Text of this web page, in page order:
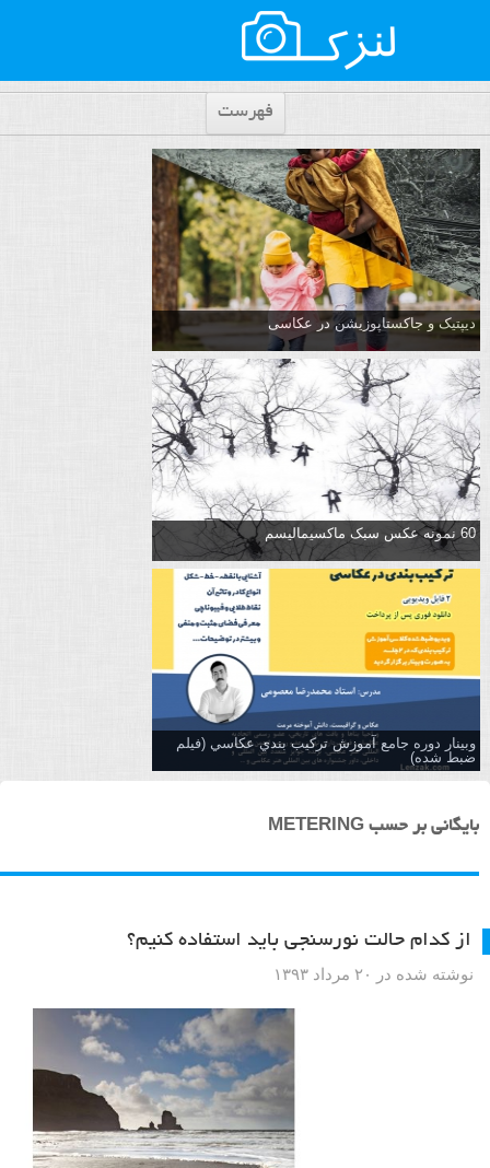
فهرست
دیپتیک و جاکستا‌پوزیشن در عکاسی
60 نمونه عکس سبک ماکسیمالیسم
وبینار دوره جامع آموزش تركيب بندي عكاسي (فیلم
ضبط شده)
بایگانی بر حسب METERING
از کدام حالت نورسنجی باید استفاده کنیم؟
نوشته شده در ۲۰ مرداد ۱۳۹۳